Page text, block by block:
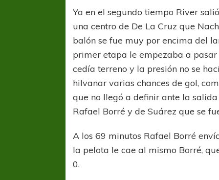
Ya en el segundo tiempo River
una centro de De La Cruz que
balón se fue muy por encima del
primer etapa le empezaba a
cedía terreno y la presión no se
hilvanar varias chances de gol,
que no llegó a definir ante la
Rafael Borré y de Suárez que se
A los 69 minutos Rafael Borré
la pelota le cae al mismo Borré,
0.